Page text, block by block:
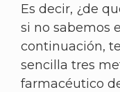
Es decir, ¿de
si no sabemos
continuación,
sencilla tres
farmacéutico